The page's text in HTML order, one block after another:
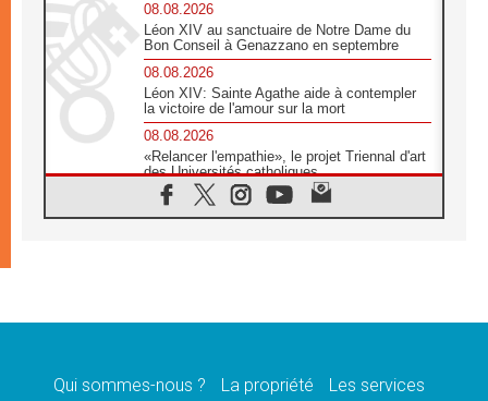
08.08.2026
Léon XIV au sanctuaire de Notre Dame du
Bon Conseil à Genazzano en septembre
08.08.2026
Léon XIV: Sainte Agathe aide à contempler
la victoire de l'amour sur la mort
08.08.2026
«Relancer l'empathie», le projet Triennal d'art
des Universités catholiques
08.08.2026
Signis 2026, donner la parole aux religieuses
07.08.2026
07.08.2026
Qui sommes-nous ? La propriété Les services